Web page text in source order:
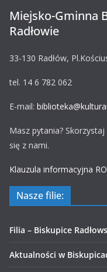
Miejsko-Gminna
Radłowie
33-130 Radłów,
tel. 14 6 782 062
E-mail:
Masz pytania? Skorzystaj
się z nami.
Klauzula informacyjna
Nasze filie:
Filia – Biskupice
Aktualności w